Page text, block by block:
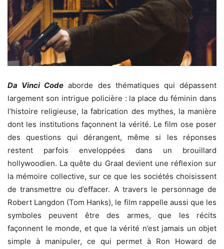
Da Vinci Code aborde des thématiques qui dépassent
largement son intrigue policière : la place du féminin dans
l’histoire religieuse, la fabrication des mythes, la manière
dont les institutions façonnent la vérité. Le film ose poser
des questions qui dérangent, même si les réponses
restent parfois enveloppées dans un brouillard
hollywoodien. La quête du Graal devient une réflexion sur
la mémoire collective, sur ce que les sociétés choisissent
de transmettre ou d’effacer. A travers le personnage de
Robert Langdon (Tom Hanks), le film rappelle aussi que les
symboles peuvent être des armes, que les récits
façonnent le monde, et que la vérité n’est jamais un objet
simple à manipuler, ce qui permet à Ron Howard de